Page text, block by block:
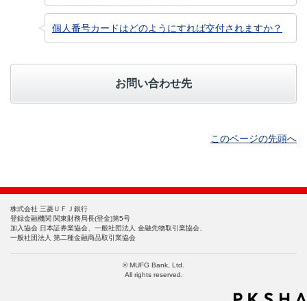
個人番号カードはどのようにすれば交付されますか？
お問い合わせ先
このページの先頭へ
株式会社 三菱ＵＦＪ銀行
登録金融機関 関東財務局長(登金)第5号
加入協会 日本証券業協会、一般社団法人 金融先物取引業協会、
一般社団法人 第二種金融商品取引業協会
© MUFG Bank, Ltd.
All rights reserved.